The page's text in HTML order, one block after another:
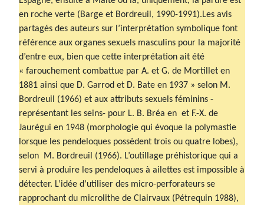
en roche verte (Barge et Bordreuil, 1990-1991).Les avis
partagés des auteurs sur l’interprétation symbolique font
référence aux organes sexuels masculins pour la majorité
d’entre eux, bien que cette interprétation ait été
« farouchement combattue par A. et G. de Mortillet en
1881 ainsi que D. Garrod et D. Bate en 1937 » selon M.
Bordreuil (1966) et aux attributs sexuels féminins -
représentant les seins- pour L. B. Bréa en et F.-X. de
Jaurégui en 1948 (morphologie qui évoque la polymastie
lorsque les pendeloques possèdent trois ou quatre lobes),
selon M. Bordreuil (1966). L’outillage préhistorique qui a
servi à produire les pendeloques à ailettes est impossible à
détecter. L’idée d’utiliser des micro-perforateurs se
rapprochant du microlithe de Clairvaux (Pétrequin 1988),